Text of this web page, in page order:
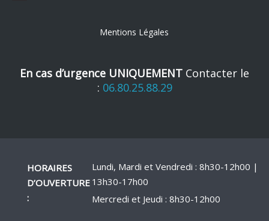
Mentions Légales
En cas d’urgence UNIQUEMENT Contacter le
: 06.80.25.88.29
HORAIRES
D’OUVERTURE
:
Lundi, Mardi et Vendredi : 8h30-12h00 |
13h30-17h00
Mercredi et Jeudi : 8h30-12h00